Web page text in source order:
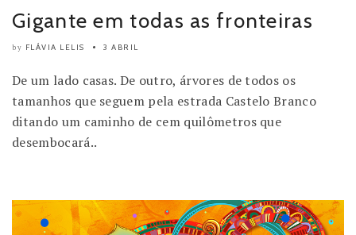
Gigante em todas as fronteiras
by FLÁVIA LELIS 3 ABRIL
De um lado casas. De outro, árvores de todos os
tamanhos que seguem pela estrada Castelo Branco
ditando um caminho de cem quilômetros que
desembocará..